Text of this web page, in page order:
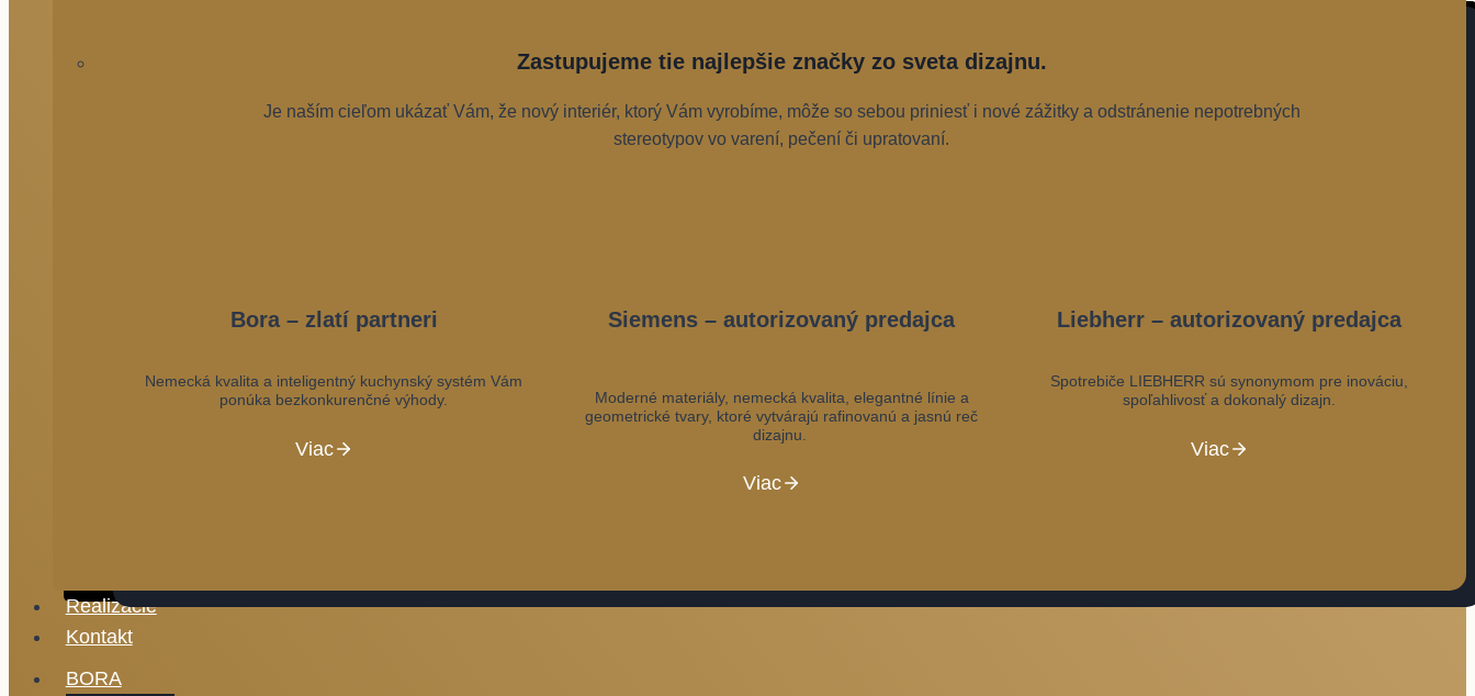
Zastupujeme tie najlepšie značky zo sveta dizajnu.
Je naším cieľom ukázať Vám, že nový interiér, ktorý Vám vyrobíme, môže so sebou priniesť i nové zážitky a odstránenie nepotrebných
stereotypov vo varení, pečení či upratovaní.
Bora – zlatí partneri
Nemecká kvalita a inteligentný kuchynský systém Vám
ponúka bezkonkurenčné výhody.
Viac
Siemens – autorizovaný predajca
Moderné materiály, nemecká kvalita, elegantné línie a
geometrické tvary, ktoré vytvárajú rafinovanú a jasnú reč
dizajnu.
Viac
Liebherr – autorizovaný predajca
Spotrebiče LIEBHERR sú synonymom pre inováciu,
spoľahlivosť a dokonalý dizajn.
Viac
Realizácie
Kontakt
BORA